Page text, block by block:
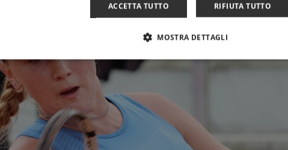
ACCETTA TUTTO RIFIUTA TUTTO
MOSTRA DETTAGLI